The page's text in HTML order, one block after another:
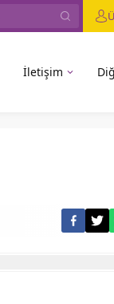
İletişim